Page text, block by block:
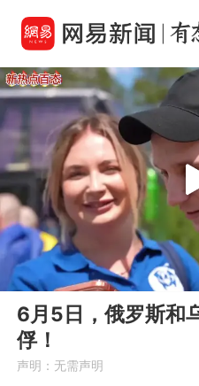
00:00
6月5日，俄罗斯和
俘！
声明：无需声明